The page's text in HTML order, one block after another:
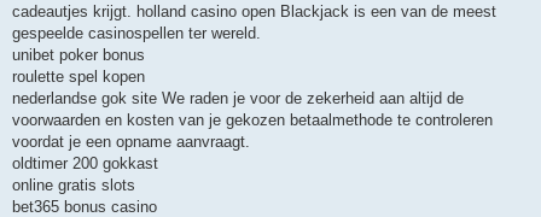
cadeautjes krijgt. holland casino open Blackjack is een van de meest
gespeelde casinospellen ter wereld.
unibet poker bonus
roulette spel kopen
nederlandse gok site We raden je voor de zekerheid aan altijd de
voorwaarden en kosten van je gekozen betaalmethode te controleren
voordat je een opname aanvraagt.
oldtimer 200 gokkast
online gratis slots
bet365 bonus casino